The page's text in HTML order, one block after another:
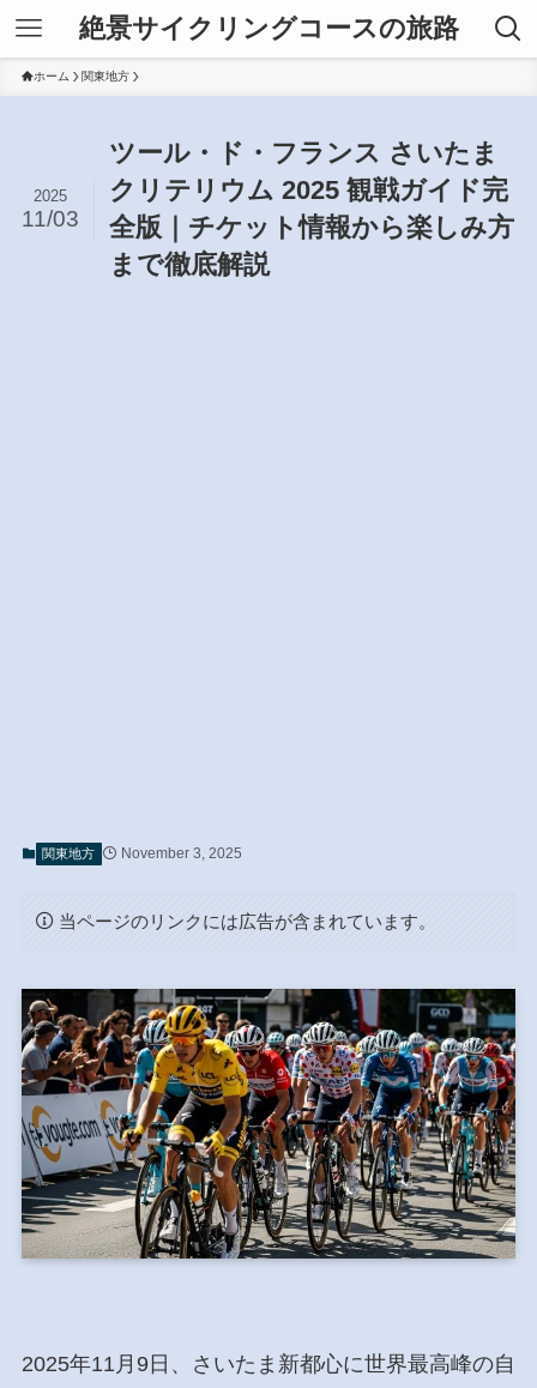
絶景サイクリングコースの旅路
ホーム 関東地方
ツール・ド・フランス さいたま
クリテリウム 2025 観戦ガイド完
全版｜チケット情報から楽しみ方
まで徹底解説
2025
11/03
関東地方 November 3, 2025
当ページのリンクには広告が含まれています。
2025年11月9日、さいたま新都心に世界最高峰の自